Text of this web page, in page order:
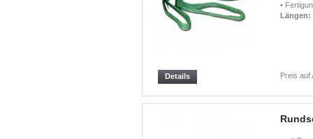
•
Längen:
Preis auf
Details